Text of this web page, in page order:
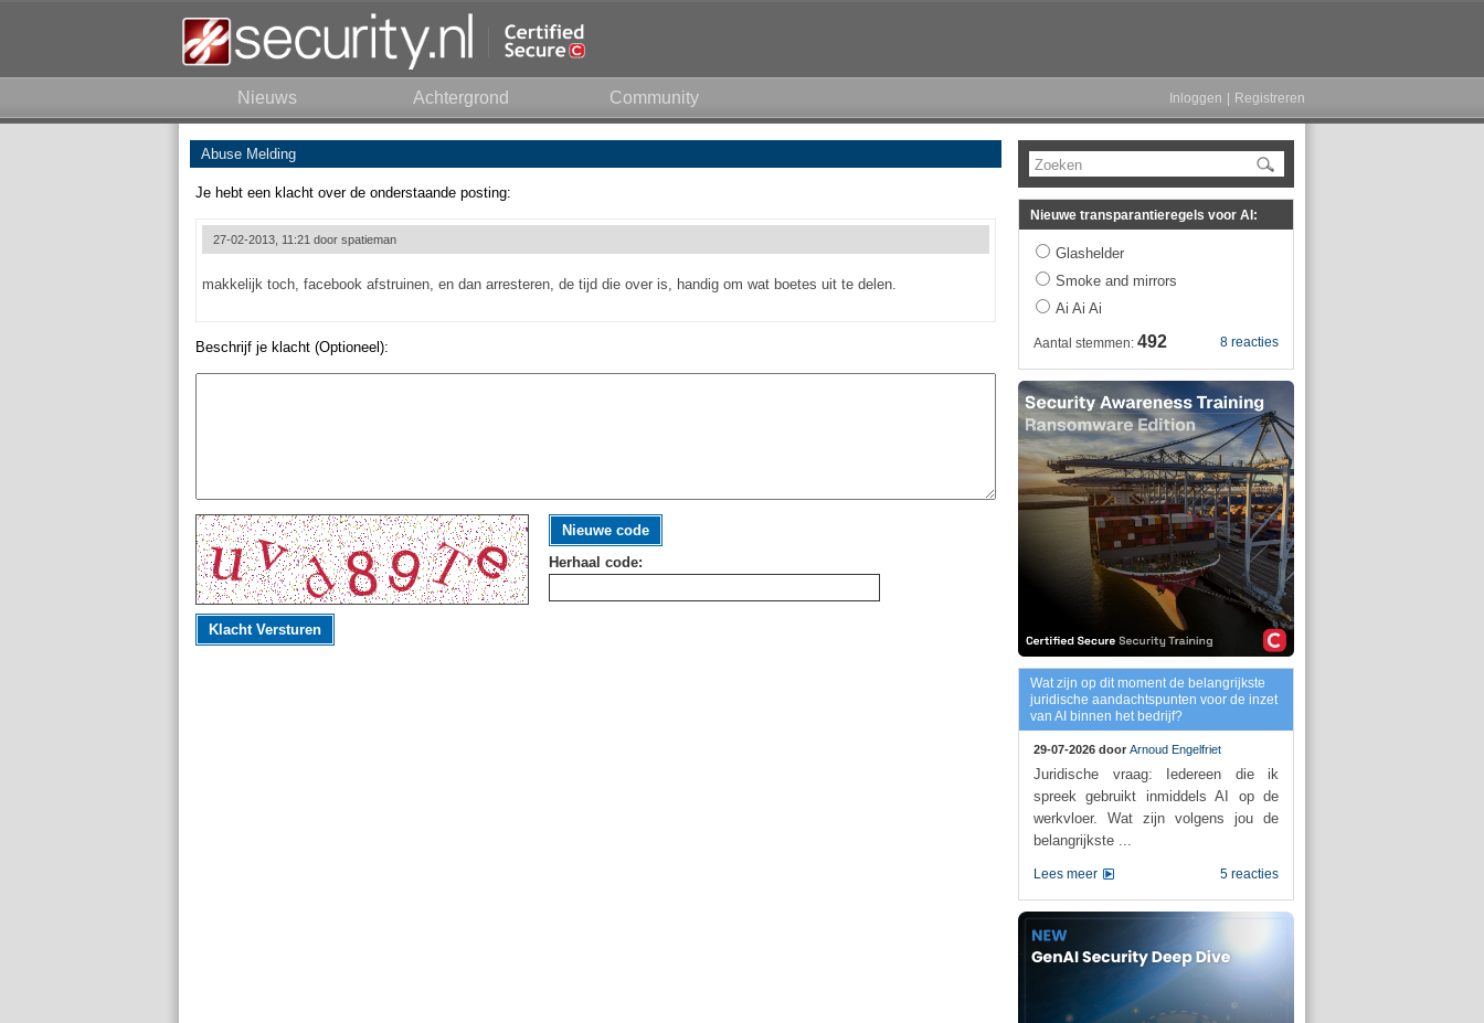
Nieuws Achtergrond Community Inloggen Registreren
Abuse Melding
Je hebt een klacht over de onderstaande posting:
27-02-2013, 11:21 door spatieman
makkelijk toch, facebook afstruinen, en dan arresteren, de tijd die over is, handig om wat boetes uit te delen.
Beschrijf je klacht (Optioneel):
Nieuwe code
Herhaal code:
Klacht Versturen
Zoeken
Nieuwe transparantieregels voor AI:
Glashelder
Smoke and mirrors
Ai Ai Ai
8 reacties
Aantal stemmen: 492
Wat zijn op dit moment de belangrijkste
juridische aandachtspunten voor de inzet
van AI binnen het bedrijf?
29-07-2026 door Arnoud Engelfriet
Juridische vraag: Iedereen die ik
spreek gebruikt inmiddels AI op de
werkvloer. Wat zijn volgens jou de
belangrijkste ...
5 reacties
Lees meer